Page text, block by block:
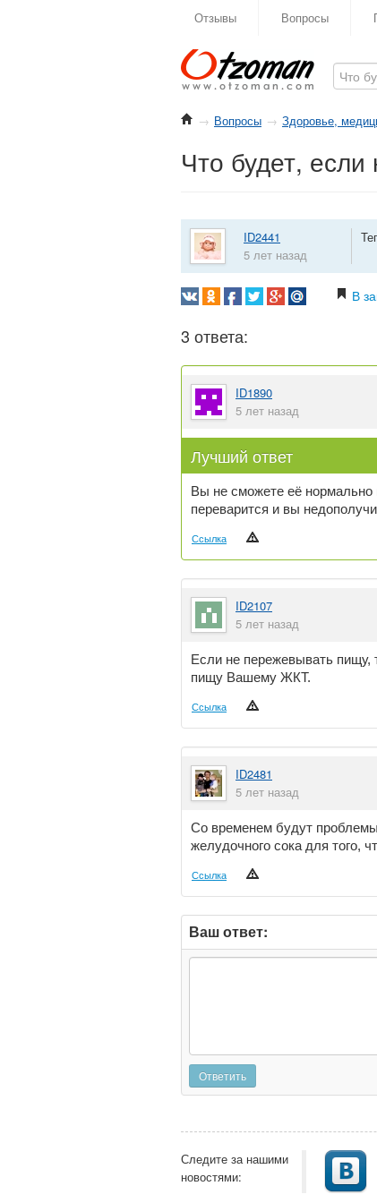
Отзывы Вопросы
→ Вопросы → Здоровье,
Что будет,
ID2441
5 лет назад
В
3 ответа:
ID1890
5 лет назад
Лучший ответ
Вы не сможете её нормально
переварится и вы
Ссылка
ID2107
5 лет назад
Если не пережевывать пищу,
пищу Вашему ЖКТ.
Ссылка
ID2481
5 лет назад
Со временем будут
желудочного сока для того,
Ссылка
Ваш ответ:
Ответить
Следите за нашими
новостями: